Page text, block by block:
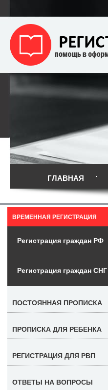
ГЛАВНАЯ
ВРЕМЕННАЯ РЕГИСТРАЦИЯ
Регистрация граждан РФ
Регистрация граждан СНГ
ПОСТОЯННАЯ ПРОПИСКА
ПРОПИСКА ДЛЯ РЕБЕНКА
РЕГИСТРАЦИЯ ДЛЯ РВП
ОТВЕТЫ НА ВОПРОСЫ